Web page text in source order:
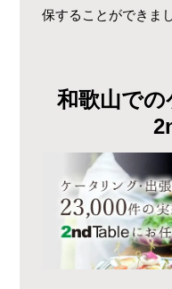
保することができま
和歌山で